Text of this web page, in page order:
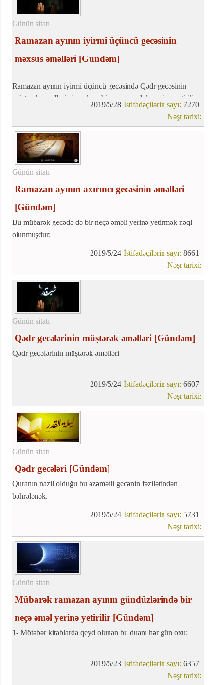
Günün sitatı
Ramazan ayının iyirmi üçüncü gecəsinin
məxsus əməlləri [Gündəm]
Ramazan ayının iyirmi üçüncü gecəsində Qədr gecəsinin
müştərək əməllərindən əlavə bir neçə əməl də yerinə yetirilir:
7270
İstifadəçilərin sayı:
2019/5/28
Nəşr tarixi:
Günün sitatı
Ramazan ayının axırıncı gecəsinin əməlləri
[Gündəm]
Bu mübarək gecədə də bir neçə əməli yerinə yetirmək nəql
olunmuşdur:
8661
İstifadəçilərin sayı:
2019/5/24
Nəşr tarixi:
Günün sitatı
Qədr gecələrinin müştərək əməlləri [Gündəm]
Qədr gecələrinin müştərək əməlləri
6607
İstifadəçilərin sayı:
2019/5/24
Nəşr tarixi:
Günün sitatı
Qədr gecələri [Gündəm]
Quranın nazil olduğu bu əzəmətli gecənin fəzilətindən
bəhrələnək.
5731
İstifadəçilərin sayı:
2019/5/24
Nəşr tarixi:
Günün sitatı
Mübarək ramazan ayının gündüzlərində bir
neçə əməl yerinə yetirilir [Gündəm]
1- Mötəbər kitablarda qeyd olunan bu duanı hər gün oxu:
6357
İstifadəçilərin sayı:
2019/5/23
Nəşr tarixi: